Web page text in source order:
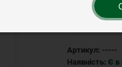
Рейтинг:
Артикул: -----
Наявність: Є в